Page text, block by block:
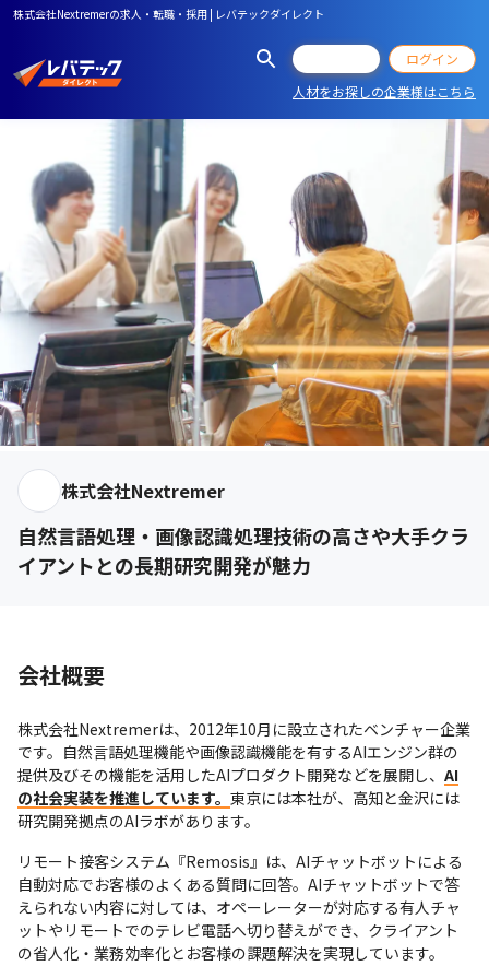
株式会社Nextremerの求人・転職・採用 | レバテックダイレクト
ログイン
人材をお探しの企業様はこちら
株式会社Nextremer
自然言語処理・画像認識処理技術の高さや大手クラ
イアントとの長期研究開発が魅力
会社概要
株式会社Nextremerは、2012年10月に設立されたベンチャー企業
です。自然言語処理機能や画像認識機能を有するAIエンジン群の
提供及びその機能を活用したAIプロダクト開発などを展開し、 AI
の社会実装を推進しています。 東京には本社が、高知と金沢には
研究開発拠点のAIラボがあります。
リモート接客システム『Remosis』は、AIチャットボットによる
自動対応でお客様のよくある質問に回答。AIチャットボットで答
えられない内容に対しては、オペーレーターが対応する有人チャ
ットやリモートでのテレビ電話へ切り替えができ、クライアント
の省人化・業務効率化とお客様の課題解決を実現しています。